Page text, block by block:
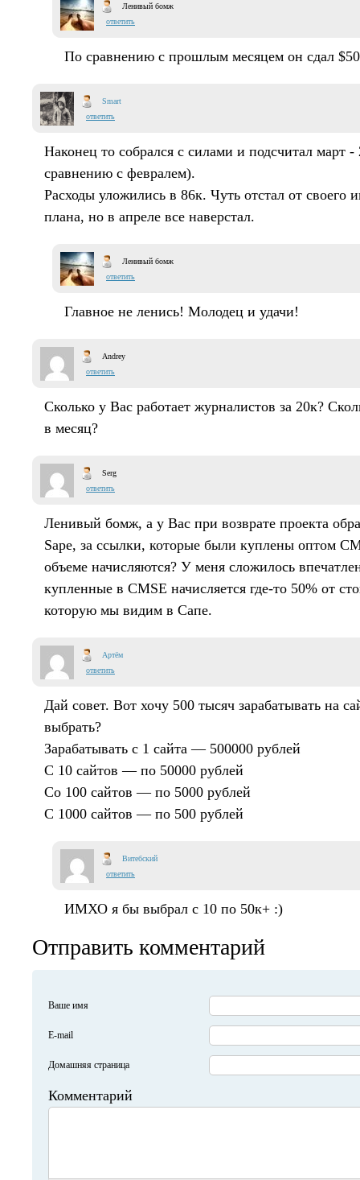
Ленивый бомж
ответить
По сравнению с прошлым месяцем он сдал
Smart
ответить
Наконец то собрался с силами и подсчитал март
сравнению с февралем).
Расходы уложились в 86к. Чуть отстал от своего
плана, но в апреле все наверстал.
Ленивый бомж
ответить
Главное не ленись! Молодец и удачи!
Andrey
ответить
Сколько у Вас работает журналистов за 20к?
в месяц?
Serg
ответить
Ленивый бомж, а у Вас при возврате проекта
Sape, за ссылки, которые были куплены оптом
объеме начисляются? У меня сложилось
купленные в CMSE начисляется где-то 50% от
которую мы видим в Сапе.
Артём
ответить
Дай совет. Вот хочу 500 тысяч зарабатывать на
выбрать?
Зарабатывать с 1 сайта — 500000 рублей
С 10 сайтов — по 50000 рублей
Со 100 сайтов — по 5000 рублей
С 1000 сайтов — по 500 рублей
Витебский
ответить
ИМХО я бы выбрал с 10 по 50к+ :)
Отправить комментарий
Ваше имя
E-mail
Домашняя страница
Комментарий